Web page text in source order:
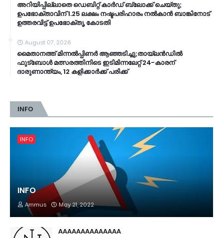
അറിയിപ്പില്ലാതെ ഡെബിറ്റ് കാർഡ് ബ്ലോക്ക് ചെയ്തു;
ഉപഭോക്താവിന് 1.25 ലക്ഷം നഷ്ടപരിഹാരം നൽകാൻ ബാങ്കിനോട്
ഉത്തരവിട്ട് ഉപഭോക്തൃ കോടതി
August 07, 2026
മൈതാനത്ത് മിന്നൽപ്പിണർ ആഞ്ഞടിച്ചു;തായ്‌ലൻഡിൽ
ഫുട്ബോൾ മത്സരത്തിനിടെ ഇടിമിന്നലേറ്റ് 24-കാരന്
ദാരുണാന്ത്യം, 12 കളിക്കാർക്ക് പരിക്ക്
INFO
INFO
INFO
Ammus May 21, 2022
AAAAAAAAAAAAAA